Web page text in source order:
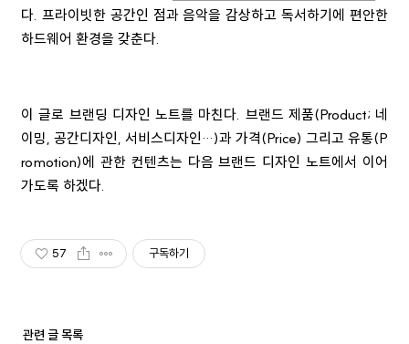
다 프라이빗한 공간인 점과 음악을 감상하고 독서하기에 편안한
하드웨어 환경을 갖춘다
이 글로 브랜딩 디자인 노트를 마친다. 브랜드 제품(Product; 네
이밍 공간디자인 서비스디자인…)과 가격(Price) 그리고 유통(P
romotion)에 관한 컨텐츠는 다음 브랜드 디자인 노트에서 이어
가도록 하겠다
57 구독하기
관련 글 목록